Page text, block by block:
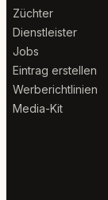
Züchter
Dienstleister
Jobs
Eintrag erstellen
Werberichtlinien
Media-Kit